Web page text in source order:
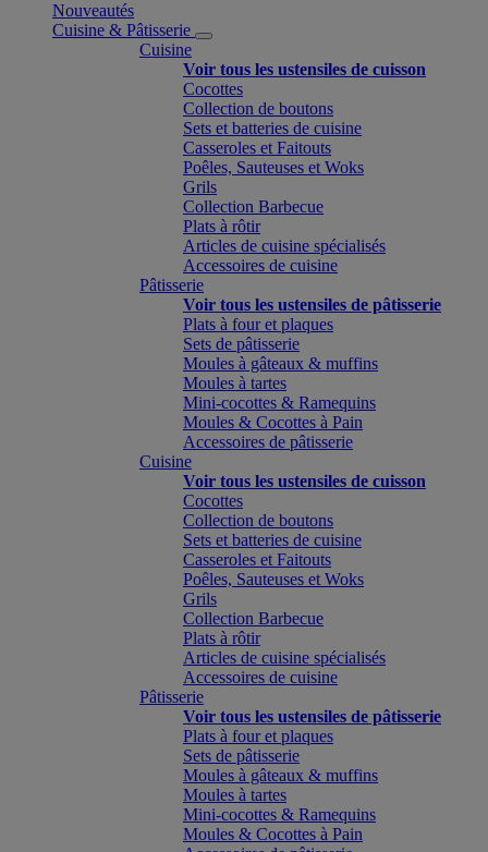
Nouveautés
Cuisine & Pâtisserie
Cuisine
Voir tous les ustensiles de cuisson
Cocottes
Collection de boutons
Sets et batteries de cuisine
Casseroles et Faitouts
Poêles, Sauteuses et Woks
Grils
Collection Barbecue
Plats à rôtir
Articles de cuisine spécialisés
Accessoires de cuisine
Pâtisserie
Voir tous les ustensiles de pâtisserie
Plats à four et plaques
Sets de pâtisserie
Moules à gâteaux & muffins
Moules à tartes
Mini-cocottes & Ramequins
Moules & Cocottes à Pain
Accessoires de pâtisserie
Cuisine
Voir tous les ustensiles de cuisson
Cocottes
Collection de boutons
Sets et batteries de cuisine
Casseroles et Faitouts
Poêles, Sauteuses et Woks
Grils
Collection Barbecue
Plats à rôtir
Articles de cuisine spécialisés
Accessoires de cuisine
Pâtisserie
Voir tous les ustensiles de pâtisserie
Plats à four et plaques
Sets de pâtisserie
Moules à gâteaux & muffins
Moules à tartes
Mini-cocottes & Ramequins
Moules & Cocottes à Pain